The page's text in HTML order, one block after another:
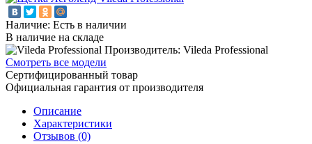
Наличие: Есть в наличии
В наличие на складе
Производитель: Vileda Professional
Смотреть все модели
Сертифицированный товар
Официальная гарантия от производителя
Описание
Характеристики
Отзывов (0)